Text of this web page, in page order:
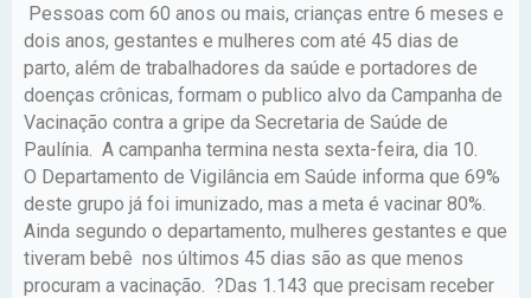
Pessoas com 60 anos ou mais, crianças entre 6 meses e
dois anos, gestantes e mulheres com até 45 dias de
parto, além de trabalhadores da saúde e portadores de
doenças crônicas, formam o publico alvo da Campanha de
Vacinação contra a gripe da Secretaria de Saúde de
Paulínia. A campanha termina nesta sexta-feira, dia 10.
O Departamento de Vigilância em Saúde informa que 69%
deste grupo já foi imunizado, mas a meta é vacinar 80%.
Ainda segundo o departamento, mulheres gestantes e que
tiveram bebê nos últimos 45 dias são as que menos
procuram a vacinação. ?Das 1.143 que precisam receber